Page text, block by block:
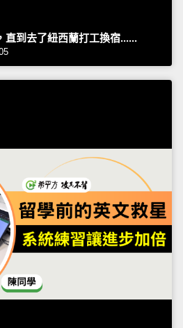
直到去了紐西蘭打工換宿......